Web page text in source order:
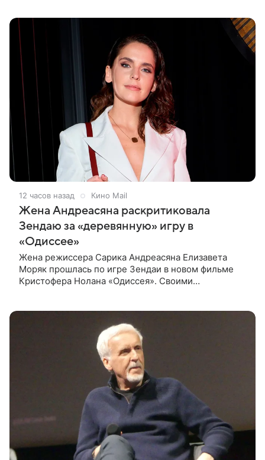
12 часов назад Кино Mail
Жена Андреасяна раскритиковала
Зендаю за «деревянную» игру в
«Одиссее»
Жена режиссера Сарика Андреасяна Елизавета
Моряк прошлась по игре Зендаи в новом фильме
Кристофера Нолана «Одиссея». Своими